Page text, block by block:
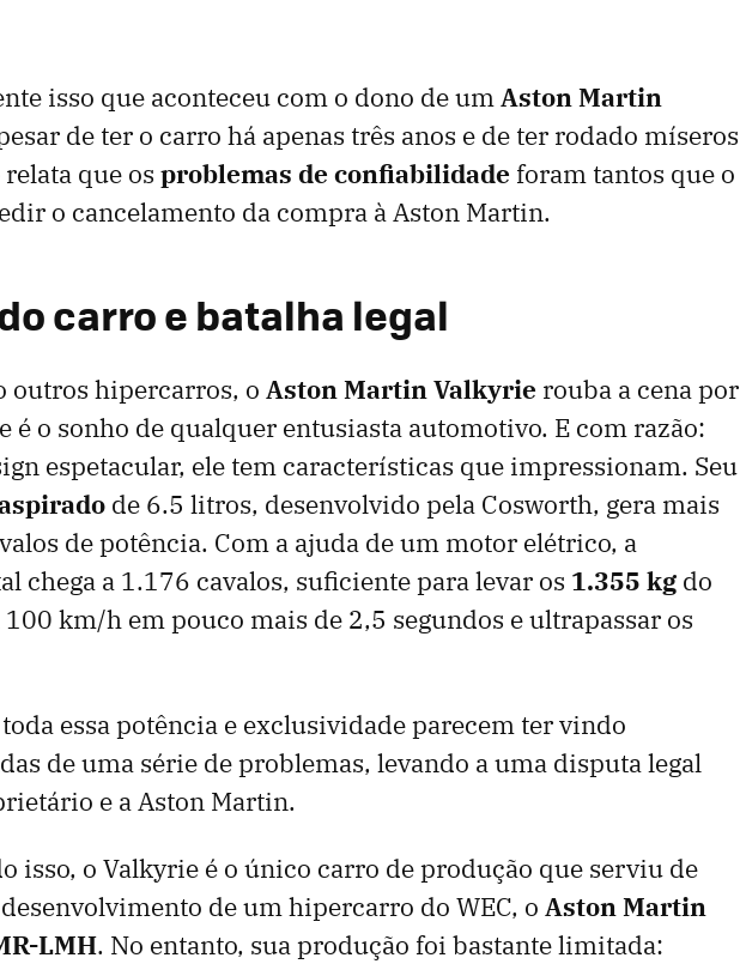
isso que aconteceu com o dono de umAston Martin
de ter o carro há apenas três anos e de ter rodado míseros
que os problemas de confiabilidade foram tantos que o
o cancelamento da compra à Aston Martin.
carro e batalha legal
outros hipercarros, o Aston Martin Valkyrie rouba a cena por
é o sonho de qualquer entusiasta automotivo. E com razão:
espetacular, ele tem características que impressionam. Seu
de 6.5 litros, desenvolvido pela Cosworth, gera mais
de potência. Com a ajuda de um motor elétrico, a
chega a 1.176 cavalos, suficiente para levar os 1.355 kg do
100 km/h em pouco mais de 2,5 segundos e ultrapassar os
essa potência e exclusividade parecem ter vindo
de uma série de problemas, levando a uma disputa legal
e a Aston Martin.
isso, o Valkyrie é o único carro de produção que serviu de
de um hipercarro do WEC, o Aston Martin
LMH. No entanto, sua produção foi bastante limitada: